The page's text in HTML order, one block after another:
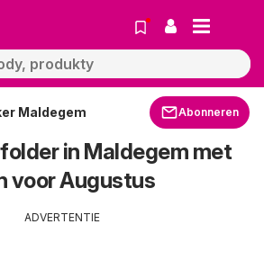
Maldegem Abonneren
in Maldegem met
voor Augustus
ADVERTENTIE